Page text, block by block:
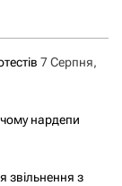
7 Серпня,
нардепи
звільнення з